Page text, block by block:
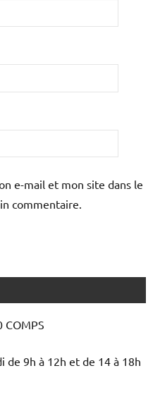
e-mail et mon site dans le
commentaire.
COMPS
de 9h à 12h et de 14 à 18h